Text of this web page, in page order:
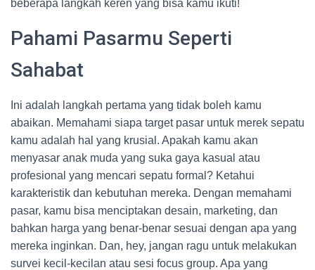
beberapa langkah keren yang bisa kamu ikuti!
Pahami Pasarmu Seperti
Sahabat
Ini adalah langkah pertama yang tidak boleh kamu
abaikan. Memahami siapa target pasar untuk merek sepatu
kamu adalah hal yang krusial. Apakah kamu akan
menyasar anak muda yang suka gaya kasual atau
profesional yang mencari sepatu formal? Ketahui
karakteristik dan kebutuhan mereka. Dengan memahami
pasar, kamu bisa menciptakan desain, marketing, dan
bahkan harga yang benar-benar sesuai dengan apa yang
mereka inginkan. Dan, hey, jangan ragu untuk melakukan
survei kecil-kecilan atau sesi focus group. Apa yang